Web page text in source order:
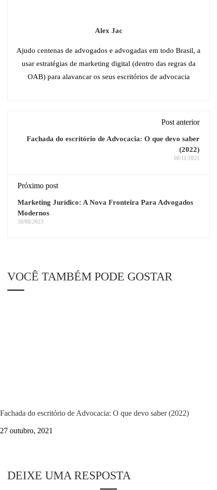
Alex Jac
Ajudo centenas de advogados e advogadas em todo Brasil, a
usar estratégias de marketing digital (dentro das regras da
OAB) para alavancar os seus escritórios de advocacia
Post anterior
Fachada do escritório de Advocacia: O que devo saber
(2022)
08/11/2021
Próximo post
Marketing Jurídico: A Nova Fronteira Para Advogados
Modernos
30/08/2023
VOCÊ TAMBÉM PODE GOSTAR
Fachada do escritório de Advocacia: O que devo saber (2022)
27 outubro, 2021
DEIXE UMA RESPOSTA